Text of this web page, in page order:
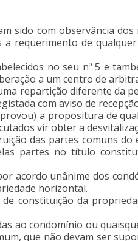
sido com observância
a requerimento de
no seu nº 5 e
a um centro de
repartição diferente da
com aviso de
a propositura de
vir obter a
das partes comuns
partes no título
acordo unânime dos
horizontal.
constituição da
ao condomínio ou
que não devam ser